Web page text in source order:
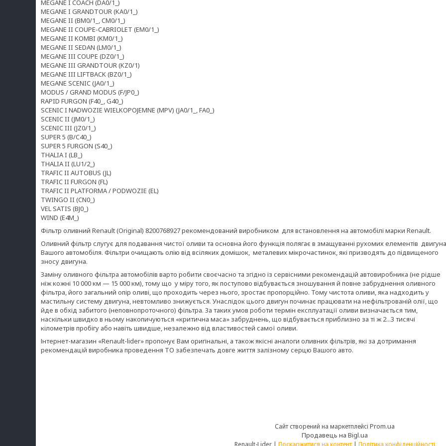
MEGANE I COACH (DA0/1_)
MEGANE I GRANDTOUR (KA0/1_)
MEGANE II (BM0/1_, CM0/1_)
MEGANE II COUPE-CABRIOLET (EM0/1_)
MEGANE II KOMBI (KM0/1_)
MEGANE II SEDAN (LM0/1_)
MEGANE III COUPE (DZ0/1_)
MEGANE III GRANDTOUR (KZ0/1)
MEGANE III LIFTBACK (BZ0/1_)
MEGANE SCENIC (JA0/1_)
MODUS / GRAND MODUS (F/JP0_)
RAPID FURGON (F40_, G40_)
SCENIC I NADWOZIE WIELKOPOJEMNE (MPV) (JA0/1_, FA0_)
SCENIC II (JM0/1_)
SCENIC III (JZ0/1_)
SUPER 5 (B/C40_)
SUPER 5 FURGON (S40_)
THALIA I (LB_)
THALIA II (LU1/2_)
TRAFIC II AUTOBUS (JL)
TRAFIC II FURGON (FL)
TRAFIC II PLATFORMA / PODWOZIE (EL)
TWINGO II (CN0_)
VEL SATIS (BJ0_)
WIND (E4M_)
Фільтр оливний Renault (Original) 8200768927 рекомендований виробником для встановлення на автомобілі марки Renault.
Оливний фільтр слугує для подавання чистої оливи та основна його функція полягає в змащуванні рухомих елементів двигуна
Вашого автомобіля. Фільтри очищають олію від всіляких домішок, металевих мікрочастинок, які призводять до підвищеного
зносу двигуна.
Заміну оливного фільтра автомобілів варто робити своєчасно та згідно із сервісними рекомендацій автовиробника (не рідше
ніж кожні 10 000 км — 15 000 км), тому що у міру того, як поступово відбувається зношування й повне забруднення оливного
фільтра, його загальний опір оливі, що проходить через нього, зростає пропорційно. Тому чистота оливи, яка надходить у
мастильну систему двигуна, невтомливо знижується. Унаслідок цього двигун починає працювати на нефільтрованій олії, що
йде в обхід забитого (неповнопроточного) фільтра. За таких умов роботи термін експлуатації оливи визначається тим,
наскільки швидко в ньому накопичуються «критична маса» забруднень, що відбувається приблизно за ті ж 2...3 тисячі
кілометрів пробігу або навіть швидше, незалежно від властивостей самої оливи.
Інтернет-магазин «Renault-lider» пропонує Вам оригінальні, а також якісні аналоги оливних фільтрів, які за дотримання
рекомендацій виробника проведення ТО забезпечать довге життя залізному серцю Вашого авто.
Сайт створений на маркетплейсі Prom.ua
Продавець на Bigl.ua
Renault-Lider | Поскаржитися на контент | Політика конфіденційності